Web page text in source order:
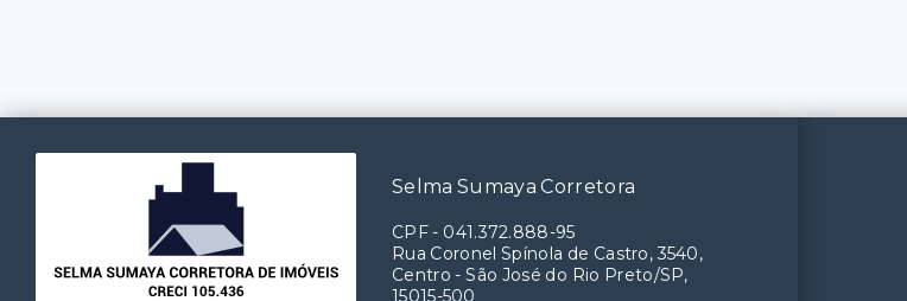
Selma Sumaya Corretora
CPF- 041.372.888-95
Rua Coronel Spínola de Castro, 3540,
Centro - São José do Rio Preto/SP,
15015-500